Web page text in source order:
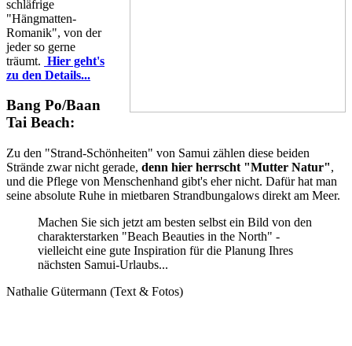
schläfrige
"Hängmatten-
Romanik", von der
jeder so gerne
träumt. Hier geht's
zu den Details...
Bang Po/Baan
Tai Beach:
Zu den "Strand-Schönheiten" von Samui zählen diese beiden
Strände zwar nicht gerade, denn hier herrscht "Mutter Natur",
und die Pflege von Menschenhand gibt's eher nicht. Dafür hat man
seine absolute Ruhe in mietbaren Strandbungalows direkt am Meer.
Machen Sie sich jetzt am besten selbst ein Bild von den
charakterstarken "Beach Beauties in the North" -
vielleicht eine gute Inspiration für die Planung Ihres
nächsten Samui-Urlaubs...
Nathalie Gütermann (Text & Fotos)